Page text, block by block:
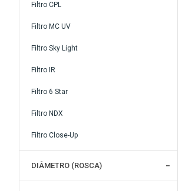
Filtro CPL
Filtro MC UV
Filtro Sky Light
Filtro IR
Filtro 6 Star
Filtro NDX
Filtro Close-Up
DIÂMETRO (ROSCA)